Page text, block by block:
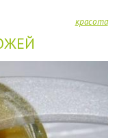
красота